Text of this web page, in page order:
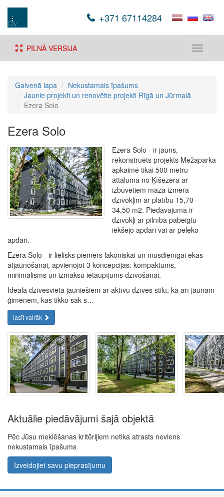
+371 67114284
Toggle
PILNĀ VERSIJA
Galvenā lapa
Nekustamais īpašums
Jaunie projekti un renovētie projekti Rīgā un Jūrmalā
Ezera Solo
Ezera Solo
Ezera Solo - ir jauns,
rekonstruēts projekts Mežaparka
apkaimē tikai 500 metru
attālumā no Ķīšezera ar
izbūvētiem maza izmēra
dzīvokļim ar platību 15,70 –
34,50 m2. Piedāvājumā ir
dzīvokļi ar pilnībā pabeigtu
iekšējo apdari vai ar pelēko
apdari.
Ezera Solo - ir lielisks piemērs lakoniskai un mūsdienīgai ēkas
atjaunošanai, apvienojot 3 koncepcijas: kompaktums,
minimālisms un izmaksu ietaupījums dzīvošanai.
Ideāla dzīvesvieta jauniešiem ar aktīvu dzīves stilu, kā arī jaunām
ģimenēm, kas tikko sāk s…
lasīt vairāk
Aktuālie piedāvājumi šajā objektā
Pēc Jūsu meklēšanas kritērijiem netika atrasts neviens
nekustamais īpašums
Izveidojiet savu pieprasījumu